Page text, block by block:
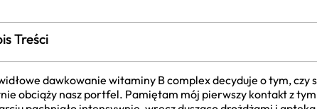
Treści
dawkowanie witaminy B complex decyduje o tym,
obciąży nasz portfel. Pamiętam mój pierwszy kontakt z